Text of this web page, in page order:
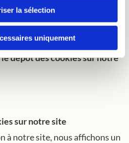
la sélection
uniquement
dépôt des cookies sur notre
sur notre site
à notre site, nous affichons un